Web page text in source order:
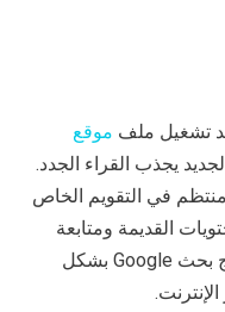
تشغيل ملف موقع
يجذب القراء الجدد.
في التقويم الخاص
القديمة ومتابعة
الموضة الحالية. يرتبط ترتيبك في نتائج بحث Google بشكل